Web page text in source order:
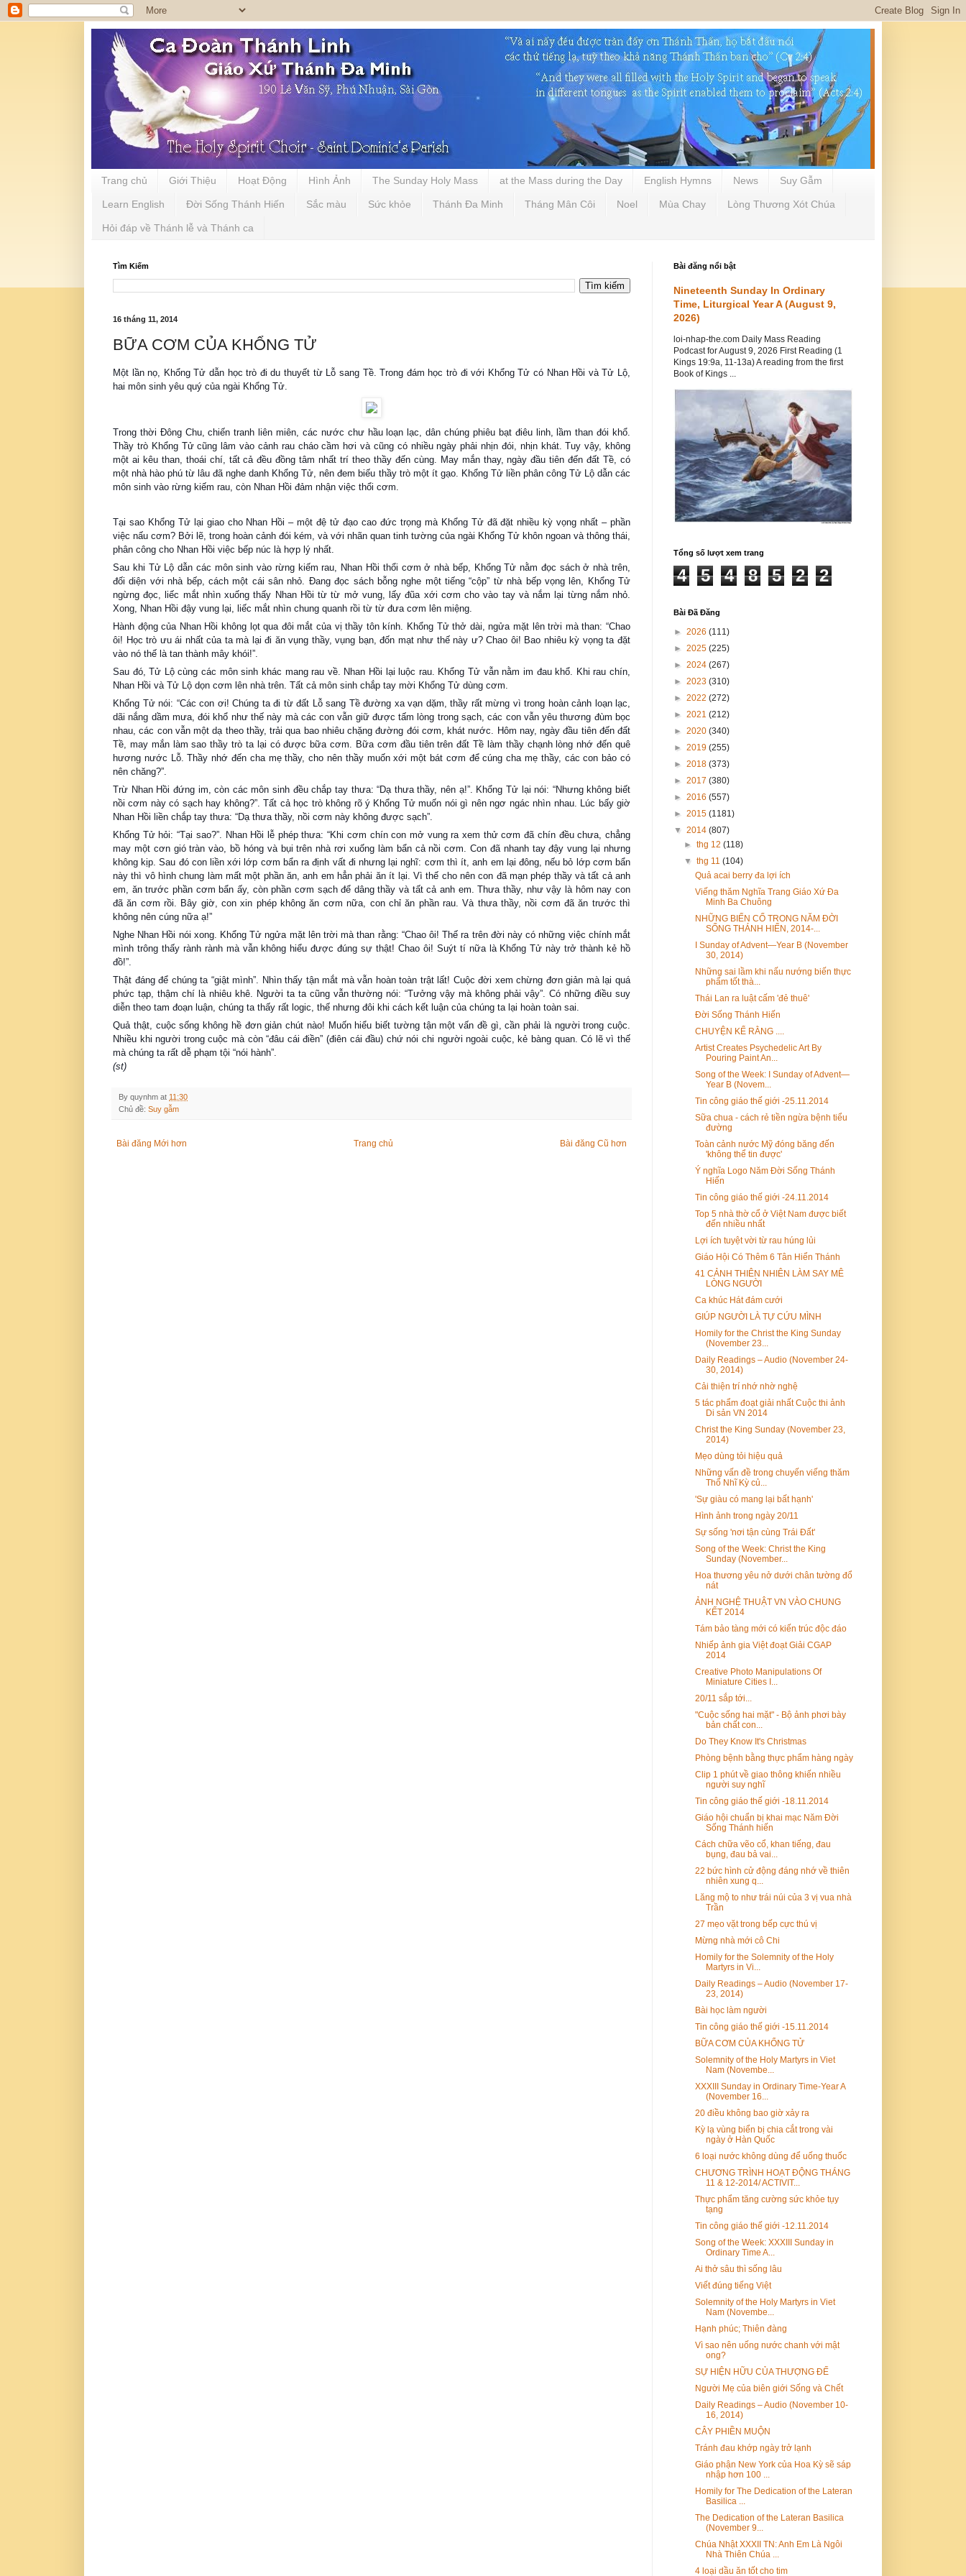
Trang chủ Giới Thiệu Hoạt Động Hình Ảnh The Sunday Holy Mass at the Mass during the Day English Hymns News Suy Gẫm
Learn English Đời Sống Thánh Hiến Sắc màu Sức khỏe Thánh Đa Minh Tháng Mân Côi Noel Mùa Chay Lòng Thương Xót Chúa
Hỏi đáp về Thánh lễ và Thánh ca
Tìm Kiếm
16 tháng 11, 2014
BỮA CƠM CỦA KHỔNG TỬ
Một lần nọ, Khổng Tử dẫn học trò đi du thuyết từ Lỗ sang Tề. Trong đám học trò đi với Khổng Tử có Nhan Hồi và Tử Lộ,
hai môn sinh yêu quý của ngài Khổng Tử.
Trong thời Đông Chu, chiến tranh liên miên, các nước chư hầu loạn lạc, dân chúng phiêu bạt điêu linh, lầm than đói khổ.
Thầy trò Khổng Tử cũng lâm vào cảnh rau cháo cầm hơi và cũng có nhiều ngày phải nhịn đói, nhịn khát. Tuy vậy, không
một ai kêu than, thoái chí, tất cả đều đồng tâm nhất trí theo thầy đến cùng. May mắn thay, ngày đầu tiên đến đất Tề, có
một nhà hào phú từ lâu đã nghe danh Khổng Tử, nên đem biếu thầy trò một ít gạo. Khổng Tử liền phân công Tử Lộ dẫn các
môn sinh vào rừng kiếm rau, còn Nhan Hồi đảm nhận việc thổi cơm.
Tại sao Khổng Tử lại giao cho Nhan Hồi – một đệ tử đạo cao đức trọng mà Khổng Tử đã đặt nhiều kỳ vọng nhất – phần
việc nấu cơm? Bởi lẽ, trong hoàn cảnh đói kém, và với nhãn quan tinh tường của ngài Khổng Tử khôn ngoan và thông thái,
phân công cho Nhan Hồi việc bếp núc là hợp lý nhất.
Sau khi Tử Lộ dẫn các môn sinh vào rừng kiếm rau, Nhan Hồi thổi cơm ở nhà bếp, Khổng Tử nằm đọc sách ở nhà trên,
đối diện với nhà bếp, cách một cái sân nhỏ. Đang đọc sách bỗng nghe một tiếng “cộp” từ nhà bếp vọng lên, Khổng Tử
ngừng đọc, liếc mắt nhìn xuống thấy Nhan Hồi từ từ mở vung, lấy đũa xới cơm cho vào tay và nắm lại từng nắm nhỏ.
Xong, Nhan Hồi đậy vung lại, liếc mắt nhìn chung quanh rồi từ từ đưa cơm lên miệng.
Hành động của Nhan Hồi không lọt qua đôi mắt của vị thầy tôn kính. Khổng Tử thở dài, ngửa mặt lên trời mà than: “Chao
ôi! Học trò ưu ái nhất của ta mà lại đi ăn vụng thầy, vụng bạn, đốn mạt như thế này ư? Chao ôi! Bao nhiêu kỳ vọng ta đặt
vào nó thế là tan thành mây khói!”.
Sau đó, Tử Lộ cùng các môn sinh khác mang rau về. Nhan Hồi lại luộc rau. Khổng Tử vẫn nằm im đau khổ. Khi rau chín,
Nhan Hồi và Tử Lộ dọn cơm lên nhà trên. Tất cả môn sinh chắp tay mời Khổng Tử dùng cơm.
Khổng Tử nói: “Các con ơi! Chúng ta đi từ đất Lỗ sang Tề đường xa vạn dặm, thầy rất mừng vì trong hoàn cảnh loạn lạc,
dãi nắng dầm mưa, đói khổ như thế này mà các con vẫn giữ được tấm lòng trong sạch, các con vẫn yêu thương đùm bọc
nhau, các con vẫn một dạ theo thầy, trải qua bao nhiêu chặng đường đói cơm, khát nước. Hôm nay, ngày đầu tiên đến đất
Tề, may mắn làm sao thầy trò ta lại có được bữa cơm. Bữa cơm đầu tiên trên đất Tề làm thầy chạnh lòng nhớ đến quê
hương nước Lỗ. Thầy nhớ đến cha mẹ thầy, cho nên thầy muốn xới một bát cơm để cúng cha mẹ thầy, các con bảo có
nên chăng?”.
Trừ Nhan Hồi đứng im, còn các môn sinh đều chắp tay thưa: “Dạ thưa thầy, nên ạ!”. Khổng Tử lại nói: “Nhưng không biết
nồi cơm này có sạch hay không?”. Tất cả học trò không rõ ý Khổng Tử muốn nói gì nên ngơ ngác nhìn nhau. Lúc bấy giờ
Nhan Hồi liền chắp tay thưa: “Dạ thưa thầy, nồi cơm này không được sạch”.
Khổng Tử hỏi: “Tại sao?”. Nhan Hồi lễ phép thưa: “Khi cơm chín con mở vung ra xem thử cơm đã chín đều chưa, chẳng
may một cơn gió tràn vào, bồ hóng và bụi trên nhà rơi xuống làm bẩn cả nồi cơm. Con đã nhanh tay đậy vung lại nhưng
không kịp. Sau đó con liền xới lớp cơm bẩn ra định vất đi nhưng lại nghĩ: cơm thì ít, anh em lại đông, nếu bỏ lớp cơm bẩn
này thì vô hình chung làm mất một phần ăn, anh em hẳn phải ăn ít lại. Vì thế cho nên con đã mạn phép thầy và tất cả anh
em, ăn trước phần cơm bẩn ấy, còn phần cơm sạch để dâng thầy và tất cả anh em. Thưa thầy, như vậy là hôm nay con
đã ăn cơm rồi. Bây giờ, con xin phép không ăn cơm nữa, con chỉ ăn phần rau. Và thưa thầy, nồi cơm đã ăn trước thì
không nên cúng nữa ạ!”
Nghe Nhan Hồi nói xong. Khổng Tử ngửa mặt lên trời mà than rằng: “Chao ôi! Thế ra trên đời này có những việc chính mắt
mình trông thấy rành rành mà vẫn không hiểu được đúng sự thật! Chao ôi! Suýt tí nữa là Khổng Tử này trở thành kẻ hồ
đồ!”.
Thật đáng để chúng ta “giật mình”. Nhìn thấy tận mắt mà vẫn hoàn toàn trật lất! Cuộc đời xem chừng đơn giản mà lại quá
phức tạp, thậm chí là nhiêu khê. Người ta ta cũng vẫn thường nói: “Tưởng vậy mà không phải vậy”. Có những điều suy
diễn theo tam đoạn luận, chúng ta thấy rất logic, thế nhưng đôi khi cách kết luận của chúng ta lại hoàn toàn sai.
Quả thật, cuộc sống không hề đơn giản chút nào! Muốn hiểu biết tường tận một vấn đề gì, cần phải là người trong cuộc.
Nhiều khi người trong cuộc mà còn “đâu cái điền” (điên cái đầu) chứ nói chi người ngoài cuộc, kẻ bàng quan. Có lẽ vì thế
mà chúng ta rất dễ phạm tội “nói hành”.
(st)
By quynhm at 11:30
Chủ đề: Suy gẫm
Bài đăng Mới hơn Bài đăng Cũ hơn
Trang chủ
Bài đăng nổi bật
Nineteenth Sunday In Ordinary
Time, Liturgical Year A (August 9,
2026)
loi-nhap-the.com Daily Mass Reading
Podcast for August 9, 2026 First Reading (1
Kings 19:9a, 11-13a) A reading from the first
Book of Kings ...
Tổng số lượt xem trang
4 5 4 8 5 2 2
Bài Đã Đăng
► 2026 (111)
► 2025 (225)
► 2024 (267)
► 2023 (310)
► 2022 (272)
► 2021 (212)
► 2020 (340)
► 2019 (255)
► 2018 (373)
► 2017 (380)
► 2016 (557)
► 2015 (1181)
▼ 2014 (807)
►thg 12(118)
▼thg 11(104)
Quả acai berry đa lợi ích
Viếng thăm Nghĩa Trang Giáo Xứ Đa
Minh Ba Chuông
NHỮNG BIẾN CỐ TRONG NĂM ĐỜI
SỐNG THÁNH HIẾN, 2014-...
I Sunday of Advent—Year B (November
30, 2014)
Những sai lầm khi nấu nướng biến thực
phẩm tốt thà...
Thái Lan ra luật cấm 'đẻ thuê'
Đời Sống Thánh Hiến
CHUYỆN KỂ RẰNG ....
Artist Creates Psychedelic Art By
Pouring Paint An...
Song of the Week: I Sunday of Advent—
Year B (Novem...
Tin công giáo thế giới -25.11.2014
Sữa chua - cách rẻ tiền ngừa bệnh tiểu
đường
Toàn cảnh nước Mỹ đóng băng đến
'không thể tin được'
Ý nghĩa Logo Năm Đời Sống Thánh
Hiến
Tin công giáo thế giới -24.11.2014
Top 5 nhà thờ cổ ở Việt Nam được biết
đến nhiều nhất
Lợi ích tuyệt vời từ rau húng lủi
Giáo Hội Có Thêm 6 Tân Hiển Thánh
41 CẢNH THIÊN NHIÊN LÀM SAY MÊ
LÒNG NGƯỜI
Ca khúc Hát đám cưới
GIÚP NGƯỜI LÀ TỰ CỨU MÌNH
Homily for the Christ the King Sunday
(November 23...
Daily Readings – Audio (November 24-
30, 2014)
Cải thiện trí nhớ nhờ nghệ
5 tác phẩm đoạt giải nhất Cuộc thi ảnh
Di sản VN 2014
Christ the King Sunday (November 23,
2014)
Mẹo dùng tỏi hiệu quả
Những vấn đề trong chuyến viếng thăm
Thổ Nhĩ Kỳ củ...
'Sự giàu có mang lại bất hạnh'
Hình ảnh trong ngày 20/11
Sự sống 'nơi tận cùng Trái Đất'
Song of the Week: Christ the King
Sunday (November...
Hoa thương yêu nở dưới chân tường đổ
nát
ẢNH NGHỆ THUẬT VN VÀO CHUNG
KẾT 2014
Tám bảo tàng mới có kiến trúc độc đáo
Nhiếp ảnh gia Việt đoạt Giải CGAP
2014
Creative Photo Manipulations Of
Miniature Cities I...
20/11 sắp tới...
"Cuộc sống hai mặt" - Bộ ảnh phơi bày
bản chất con...
Do They Know It's Christmas
Phòng bệnh bằng thực phẩm hàng ngày
Clip 1 phút về giao thông khiến nhiều
người suy nghĩ
Tin công giáo thế giới -18.11.2014
Giáo hội chuẩn bị khai mạc Năm Đời
Sống Thánh hiến
Cách chữa vẽo cổ, khan tiếng, đau
bụng, đau bả vai...
22 bức hình cử động đáng nhớ về thiên
nhiên xung q...
Lăng mộ to như trái núi của 3 vị vua nhà
Trần
27 mẹo vặt trong bếp cực thú vị
Mừng nhà mới cô Chi
Homily for the Solemnity of the Holy
Martyrs in Vi...
Daily Readings – Audio (November 17-
23, 2014)
Bài học làm người
Tin công giáo thế giới -15.11.2014
BỮA CƠM CỦA KHỔNG TỬ
Solemnity of the Holy Martyrs in Viet
Nam (Novembe...
XXXIII Sunday in Ordinary Time-Year A
(November 16...
20 điều không bao giờ xảy ra
Kỳ lạ vùng biển bị chia cắt trong vài
ngày ở Hàn Quốc
6 loại nước không dùng để uống thuốc
CHƯƠNG TRÌNH HOẠT ĐỘNG THÁNG
11 & 12-2014/ ACTIVIT...
Thực phẩm tăng cường sức khỏe tụy
tạng
Tin công giáo thế giới -12.11.2014
Song of the Week: XXXIII Sunday in
Ordinary Time A...
Ai thở sâu thì sống lâu
Viết đúng tiếng Việt
Solemnity of the Holy Martyrs in Viet
Nam (Novembe...
Hạnh phúc; Thiên đàng
Vì sao nên uống nước chanh với mật
ong?
SỰ HIỆN HỮU CỦA THƯỢNG ĐẾ
Người Mẹ của biên giới Sống và Chết
Daily Readings – Audio (November 10-
16, 2014)
CÂY PHIỀN MUỘN
Tránh đau khớp ngày trở lạnh
Giáo phận New York của Hoa Kỳ sẽ sáp
nhập hơn 100 ...
Homily for The Dedication of the Lateran
Basilica ...
The Dedication of the Lateran Basilica
(November 9...
Chúa Nhật XXXII TN: Anh Em Là Ngôi
Nhà Thiên Chúa ...
4 loại dầu ăn tốt cho tim